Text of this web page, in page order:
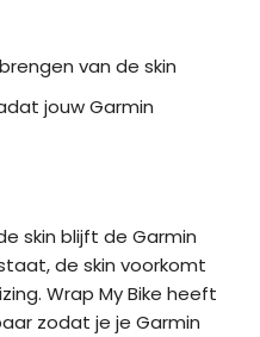
van de skin
jouw Garmin
skin blijft de Garmin
de skin voorkomt
Wrap My Bike heeft
zodat je je Garmin